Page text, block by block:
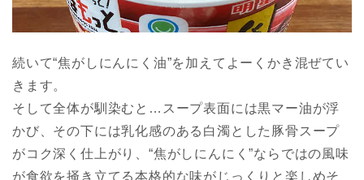
続いて“焦がしにんにく油”を加えてよーくかき混ぜてい
きます。
そして全体が馴染むと…スープ表面には黒マー油が浮
かび、その下には乳化感のある白濁とした豚骨スープ
がコク深く仕上がり、“焦がしにんにく”ならではの風味
が食欲を掻き立てる本格的な味がじっくりと楽しめそ